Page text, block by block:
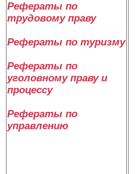
Рефераты по
трудовому праву
Рефераты по туризму
Рефераты по
уголовному праву и
процессу
Рефераты по
управлению